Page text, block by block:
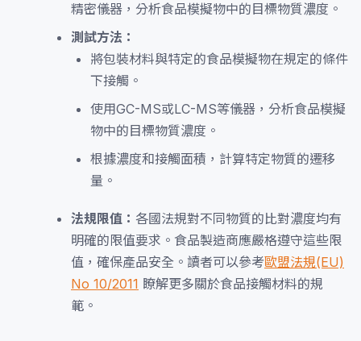
精密儀器，分析食品模擬物中的目標物質濃度。
測試方法：
將包裝材料與特定的食品模擬物在規定的條件
下接觸。
使用GC-MS或LC-MS等儀器，分析食品模擬
物中的目標物質濃度。
根據濃度和接觸面積，計算特定物質的遷移
量。
法規限值： 各國法規對不同物質的比對濃度均有
明確的限值要求。食品製造商應嚴格遵守這些限
值，確保產品安全。讀者可以參考歐盟法規(EU)
No 10/2011 瞭解更多關於食品接觸材料的規
範。